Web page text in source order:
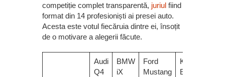
competiție complet transparentă, juriul fiind
format din 14 profesioniști ai presei auto.
Acesta este votul fiecăruia dintre ei, însoțit
de o motivare a alegerii făcute.
Audi
Q4
BMW
iX
Ford
Mustang
Kia
EV6